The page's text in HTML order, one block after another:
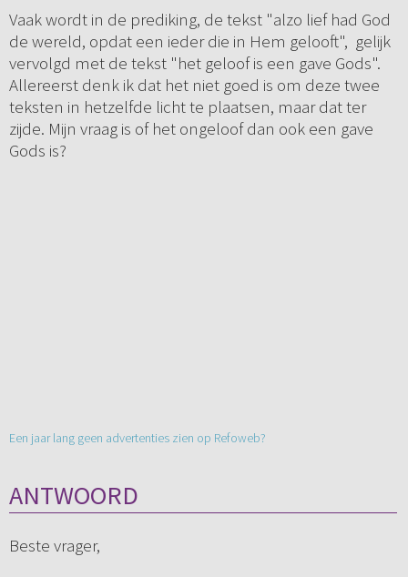
Vaak wordt in de prediking, de tekst "alzo lief had God
de wereld, opdat een ieder die in Hem gelooft", gelijk
vervolgd met de tekst "het geloof is een gave Gods".
Allereerst denk ik dat het niet goed is om deze twee
teksten in hetzelfde licht te plaatsen, maar dat ter
zijde. Mijn vraag is of het ongeloof dan ook een gave
Gods is?
Een jaar lang geen advertenties zien op Refoweb?
ANTWOORD
Beste vrager,